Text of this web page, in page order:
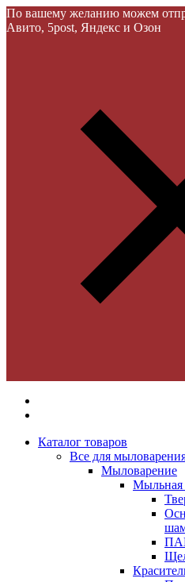
По вашему желанию можем
Авито, 5post, Яндекс и Озон
Каталог товаров
Все для
Мыловарение
Мыльная